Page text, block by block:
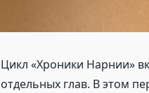
Цикл «Хроники Нарнии»
отдельных глав. В этом